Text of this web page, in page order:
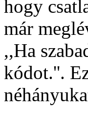
hogy
már
,,Ha
kódot.''.